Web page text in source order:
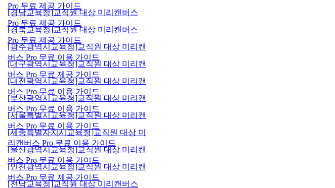
Pro 무료 제공 가이드
[경남교육청]교직원 대상 미리캔버스
Pro 무료 제공 가이드
[경북교육청]교직원 대상 미리캔버스
Pro 무료 제공 가이드
[광주광역시교육청]교직원 대상 미리캔
버스 Pro 무료 이용 가이드
[대구광역시교육청]교직원 대상 미리캔
버스 Pro 무료 제공 가이드
[대전광역시교육청]교직원 대상 미리캔
버스 Pro 무료 이용 가이드
[부산광역시교육청]교직원 대상 미리캔
버스 Pro 무료 이용 가이드
[서울특별시교육청]교직원 대상 미리캔
버스 Pro 무료 이용 가이드
[세종특별자치시교육청]교직원 대상 미
리캔버스 Pro 무료 이용 가이드
[울산광역시교육청]교직원 대상 미리캔
버스 Pro 무료 이용 가이드
[인천광역시교육청]교직원 대상 미리캔
버스 Pro 무료 제공 가이드
[전남교육청]교직원 대상 미리캔버스